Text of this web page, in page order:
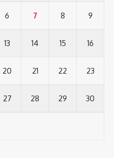
6 7 8 9
13 14 15 16
20 21 22 23
27 28 29 30